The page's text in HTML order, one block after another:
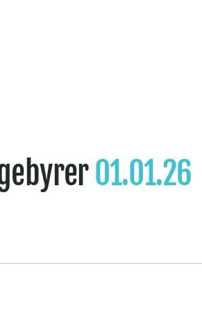
01.01.26